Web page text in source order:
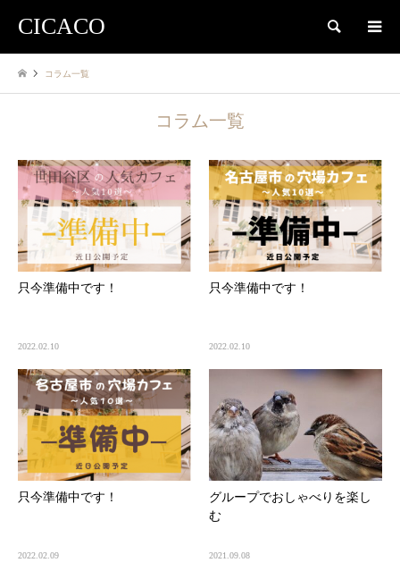
CICACO 検索
コラム一覧
コラム一覧
只今準備中です！
2022.02.10
只今準備中です！
2022.02.10
只今準備中です！
2022.02.09
グループでおしゃべりを楽し
む
2021.09.08